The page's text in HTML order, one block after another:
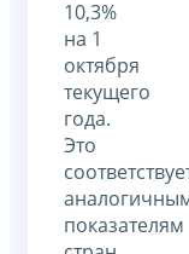
10,3%
на 1
октября
текущего
года.
Это
показателям